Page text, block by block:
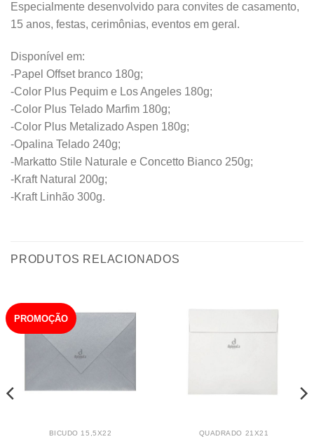
Especialmente desenvolvido para convites de casamento,
15 anos, festas, cerimônias, eventos em geral.
Disponível em:
-Papel Offset branco 180g;
-Color Plus Pequim e Los Angeles 180g;
-Color Plus Telado Marfim 180g;
-Color Plus Metalizado Aspen 180g;
-Opalina Telado 240g;
-Markatto Stile Naturale e Concetto Bianco 250g;
-Kraft Natural 200g;
-Kraft Linhão 300g.
PRODUTOS RELACIONADOS
PROMOÇÃO
BICUDO 15,5X22 QUADRADO 21X21